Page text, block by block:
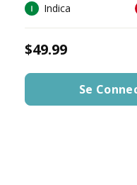
Indica
$49.99
Se